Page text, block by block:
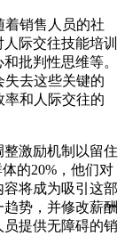
销售人员的社
际交往技能培训
批判性思维等。
去这些关键的
和人际交往的
激励机制以留住
的20%，他们对
将成为吸引这部
势，并修改薪酬
提供无障碍的销